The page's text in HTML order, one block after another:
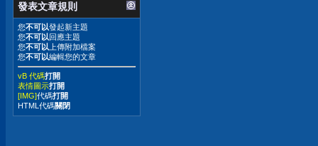
發表文章規則
您不可以發起新主題
您不可以回應主題
您不可以 上傳附加檔案
您不可以編輯您的文章
vB 代碼打開
表情圖示打開
[IMG]代碼打開
HTML代碼關閉